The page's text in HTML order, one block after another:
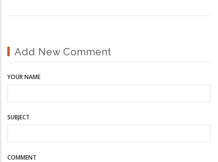
Add New Comment
YOUR NAME
SUBJECT
COMMENT